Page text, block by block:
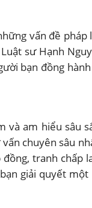
vấn đề
sư Hạnh
bạn đồng
và am hiểu sâu
chuyên sâu
tranh chấp
giải quyết